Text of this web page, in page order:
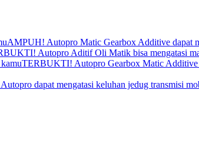
AMPUH! Autopro Matic Gearbox Additive dapat
Autopro Aditif Oli Matik bisa mengatasi
TERBUKTI! Autopro Gearbox Matic Additive
dapat mengatasi keluhan jedug transmisi